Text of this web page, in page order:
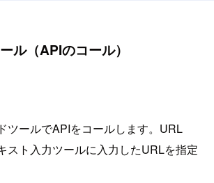
ル（APIのコール）
ツールでAPIをコールします。URL
スト入力ツールに入力したURLを指定